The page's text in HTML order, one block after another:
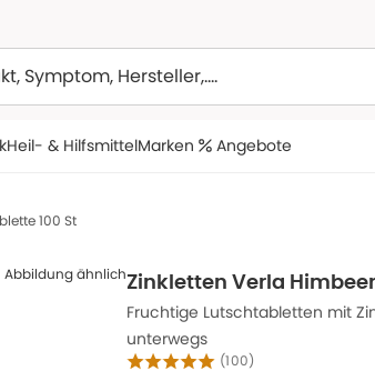
Heil- & HilfsmittelMarken Angebote
100 St
Abbildung ähnlichZinkletten Verla
Fruchtige Lutschtabletten mit
unterwegs
(100)